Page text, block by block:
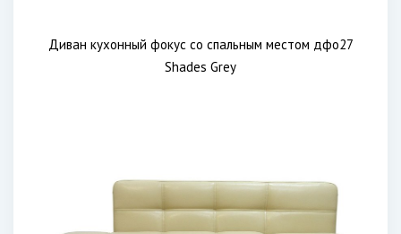
Диван кухонный фокус со спальным местом дфо27
Shades Grey